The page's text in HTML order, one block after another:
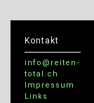
Kontakt
info@reiten-
total.ch
Impressum
Links